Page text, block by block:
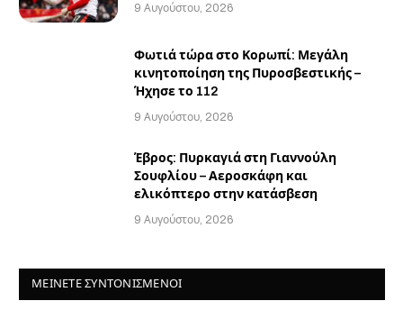
9 Αυγούστου, 2026
Φωτιά τώρα στο Κορωπί: Μεγάλη
κινητοποίηση της Πυροσβεστικής –
Ήχησε το 112
9 Αυγούστου, 2026
Έβρος: Πυρκαγιά στη Γιαννούλη
Σουφλίου – Αεροσκάφη και
ελικόπτερο στην κατάσβεση
9 Αυγούστου, 2026
ΜΕΙΝΕΤΕ ΣΥΝΤΟΝΙΣΜΕΝΟΙ